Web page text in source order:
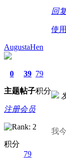
回
使
AugustaHen
0
主题
39
帖子
79
积分
注册会员
积分
79
我